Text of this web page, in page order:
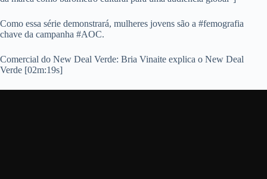
Como essa série demonstrará, mulheres jovens são a #femografia
chave da campanha #AOC.
Comercial do New Deal Verde: Bria Vinaite explica o New Deal
Verde [02m:19s]